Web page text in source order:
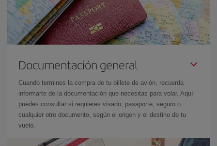
Documentación general
Cuando termines la compra de tu billete de avión, recuerda
informarte de la documentación que necesitas para volar. Aquí
puedes consultar si requieres visado, pasaporte, seguro o
cualquier otro documento, según el origen y el destino de tu
vuelo.